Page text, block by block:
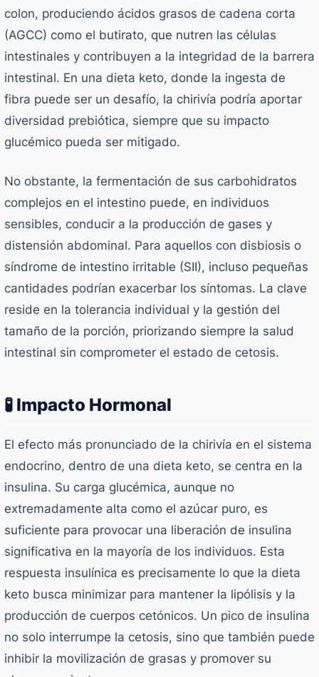
colon, produciendo ácidos grasos de cadena corta
(AGCC) como el butirato, que nutren las células
intestinales y contribuyen a la integridad de la barrera
intestinal. En una dieta keto, donde la ingesta de
fibra puede ser un desafío, la chirivía podría aportar
diversidad prebiótica, siempre que su impacto
glucémico pueda ser mitigado.
No obstante, la fermentación de sus carbohidratos
complejos en el intestino puede, en individuos
sensibles, conducir a la producción de gases y
distensión abdominal. Para aquellos con disbiosis o
síndrome de intestino irritable (SII), incluso pequeñas
cantidades podrían exacerbar los síntomas. La clave
reside en la tolerancia individual y la gestión del
tamaño de la porción, priorizando siempre la salud
intestinal sin comprometer el estado de cetosis.
🧪 Impacto Hormonal
El efecto más pronunciado de la chirivía en el sistema
endocrino, dentro de una dieta keto, se centra en la
insulina. Su carga glucémica, aunque no
extremadamente alta como el azúcar puro, es
suficiente para provocar una liberación de insulina
significativa en la mayoría de los individuos. Esta
respuesta insulínica es precisamente lo que la dieta
keto busca minimizar para mantener la lipólisis y la
producción de cuerpos cetónicos. Un pico de insulina
no solo interrumpe la cetosis, sino que también puede
inhibir la movilización de grasas y promover su